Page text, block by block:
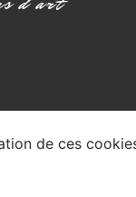
de ces